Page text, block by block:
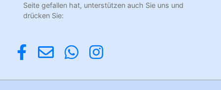
Seite gefallen hat, unterstützen auch Sie uns und
drücken Sie: